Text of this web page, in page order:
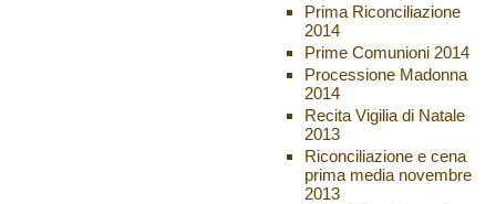
Prima Riconciliazione
2014
Prime Comunioni 2014
Processione Madonna
2014
Recita Vigilia di Natale
2013
Riconciliazione e cena
prima media novembre
2013